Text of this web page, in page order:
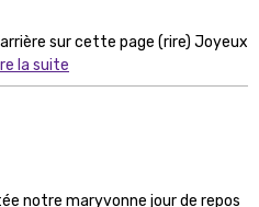
sur cette page (rire) Joyeux
la suite
notre maryvonne jour de repos